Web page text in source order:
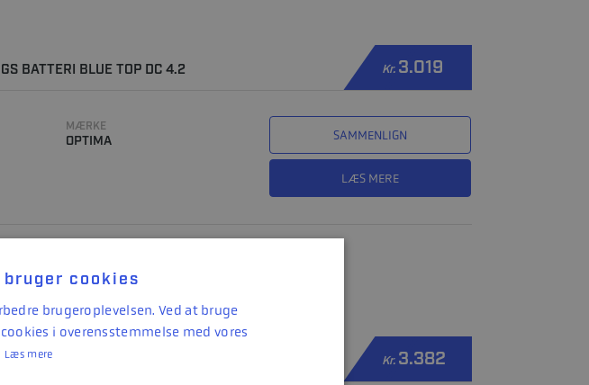
BATTERI BLUE TOP DC 4.2 Kr. 3.019
MÆRKE
OPTIMA SAMMENLIGN
LÆS MERE
BATTERI BLUE TOP DC 5.0 Kr. 3.382
bruger cookies
brugeroplevelsen. Ved at bruge
i overensstemmelse med vores
Læs mere